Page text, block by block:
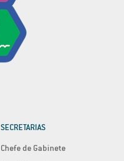
SECRETARIAS
Chefe de Gabinete